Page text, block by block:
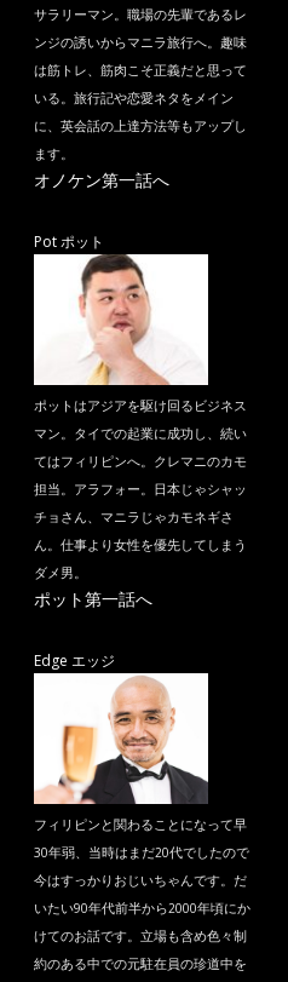
サラリーマン。職場の先輩であるレ
ンジの誘いからマニラ旅行へ。趣味
は筋トレ、筋肉こそ正義だと思って
いる。旅行記や恋愛ネタをメイン
に、英会話の上達方法等もアップし
ます。
オノケン第一話へ
Pot ポット
ポットはアジアを駆け回るビジネス
マン。タイでの起業に成功し、続い
てはフィリピンへ。クレマニのカモ
担当。アラフォー。日本じゃシャッ
チョさん、マニラじゃカモネギさ
ん。仕事より女性を優先してしまう
ダメ男。
ポット第一話へ
Edge エッジ
フィリピンと関わることになって早
30年弱、当時はまだ20代でしたので
今はすっかりおじいちゃんです。だ
いたい90年代前半から2000年頃にか
けてのお話です。立場も含め色々制
約のある中での元駐在員の珍道中を